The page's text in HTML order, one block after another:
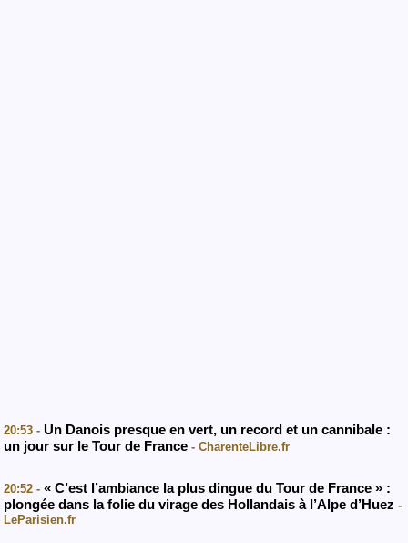
20:53 - Un Danois presque en vert, un record et un cannibale :
un jour sur le Tour de France - CharenteLibre.fr
20:52 - « C’est l’ambiance la plus dingue du Tour de France » :
plongée dans la folie du virage des Hollandais à l’Alpe d’Huez -
LeParisien.fr